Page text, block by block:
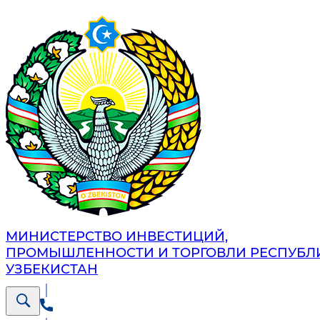
МИНИСТЕРСТВО ИНВЕСТИЦИЙ,
ПРОМЫШЛЕННОСТИ И ТОРГОВЛИ
УЗБЕКИСТАН